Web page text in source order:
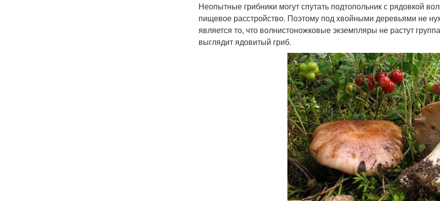
Неопытные грибники могут спутать подтопольник с рядовкой
пищевое расстройство. Поэтому под хвойными деревьями не
является то, что волнистоножковые экземпляры не растут
выглядит ядовитый гриб.